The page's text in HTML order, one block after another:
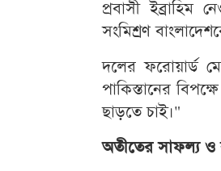
প্রবাসী
সংমিশ্রণ
দলের ফরোয়ার্ড
পাকিস্তানের
ছাড়তে চাই।"
অতীতের সাফল্য ও